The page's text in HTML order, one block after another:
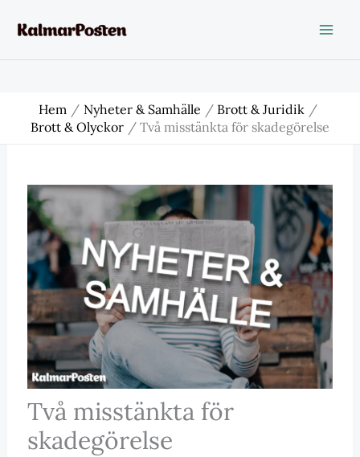
Hem Nyheter & Samhälle
Brott & Juridik
Brott & Olyckor
Två misstänkta för skadegörelse
Två misstänkta för
skadegörelse